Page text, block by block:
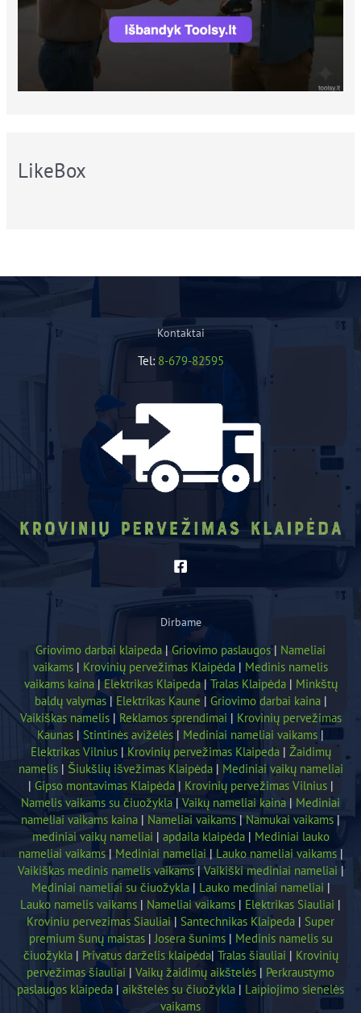
LikeBox
Kontaktai
Tel: 8-679-82595
Dirbame
Griovimo darbai klaipeda | Griovimo paslaugos| Nameliai
vaikams | Krovinių pervežimas Klaipėda | Medinis namelis
vaikams kaina|Elektrikas Klaipeda| Tralas Klaipėda| Minkštų
baldų valymas| Elektrikas Kaune | Griovimo darbai kaina|
Vaikiškas namelis| Reklamos sprendimai | Krovinių pervežimas
Kaunas | Stintinės avižėlės | Mediniai nameliai vaikams |
Elektrikas Vilnius| Krovinių pervežimas Klaipeda| Žaidimų
namelis| Šiukšlių išvežimas Klaipėda| Mediniai vaikų nameliai
| Gipso montavimas Klaipėda| Krovinių pervežimas Vilnius|
Namelis vaikams su čiuožykla | Vaikų nameliai kaina | Mediniai
nameliai vaikams kaina | Nameliai vaikams|Namukai vaikams |
mediniai vaikų nameliai | apdaila klaipėda| Mediniai lauko
nameliai vaikams| Mediniai nameliai | Lauko nameliai vaikams|
Vaikiškas medinis namelis vaikams|Vaikiški mediniai nameliai |
Mediniai nameliai su čiuožykla| Lauko mediniai nameliai |
Lauko namelis vaikams | Nameliai vaikams | Elektrikas Siauliai |
Kroviniu pervezimas Siauliai | Santechnikas Klaipeda | Super
premium šunų maistas| Josera šunims| Medinis namelis su
čiuožykla| Privatus darželis klaipėda| Tralas šiauliai | Krovinių
pervežimas šiauliai | Vaikų žaidimų aikštelės | Perkraustymo
paslaugos klaipeda | aikštelės su čiuožykla | Laipiojimo sienelės
vaikams